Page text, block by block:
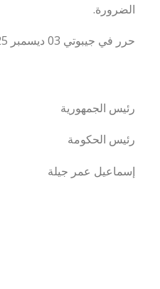
الضرورة.
حرر في جيبوتي 03 ديسمبر 2025
رئيس الجمهورية
رئيس الحكومة
إسماعيل عمر جيلة